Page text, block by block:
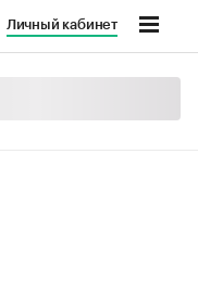
Личный кабинет